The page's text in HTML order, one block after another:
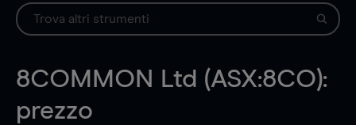
8COMMON Ltd (ASX:8CO):
prezzo